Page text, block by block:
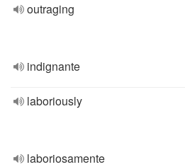
outraging
indignante
laboriously
laboriosamente